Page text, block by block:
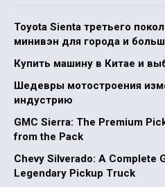
Toyota Sienta третьего
минивэн для города и
Купить машину в Китае и
Шедевры мотостроения
индустрию
GMC Sierra: The Premium
from the Pack
Chevy Silverado: A Complete
Legendary Pickup Truck